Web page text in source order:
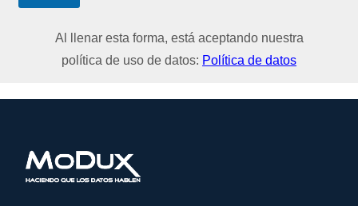
Al llenar esta forma, está aceptando nuestra
política de uso de datos: Política de datos